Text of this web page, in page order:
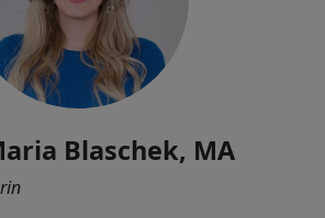
Blaschek, MA